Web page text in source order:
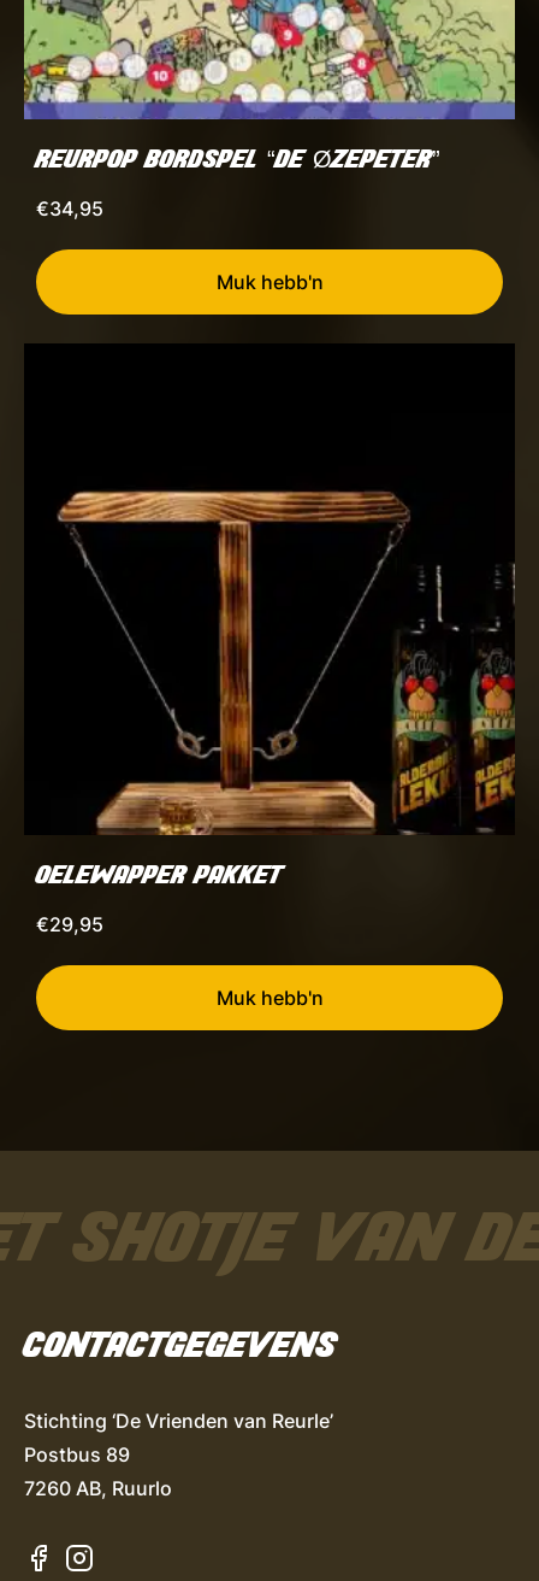
REURPOP BORDSPEL “DE ØZEPETER”
€34,95
Muk hebb'n
OELEWAPPER PAKKET
€29,95
Muk hebb'n
SHOTJE VAN
CONTACTGEGEVENS
Stichting ‘De Vrienden van Reurle’
Postbus 89
7260 AB, Ruurlo